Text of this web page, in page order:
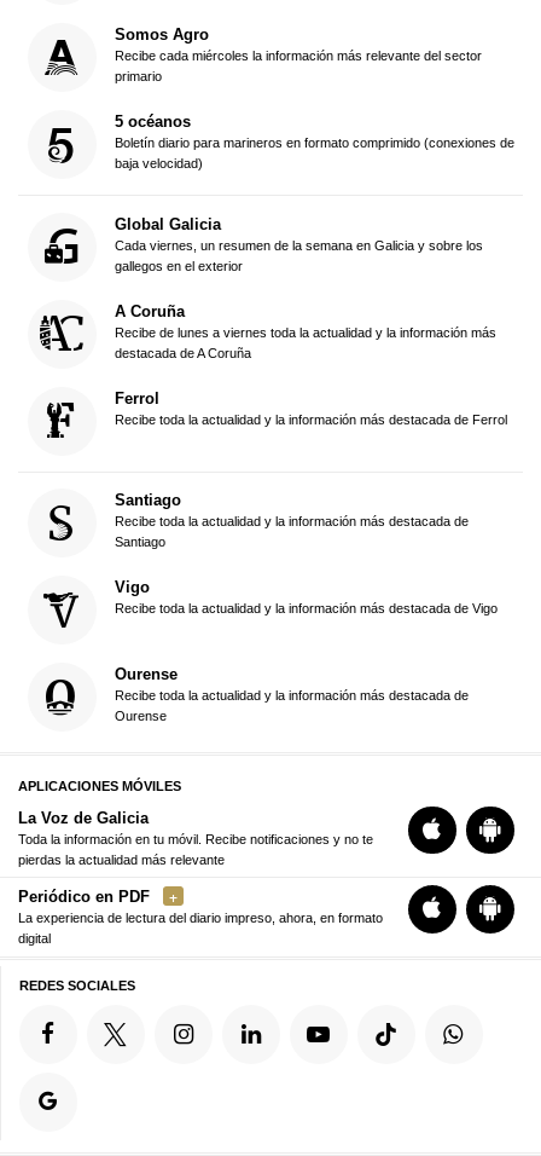
Somos Agro
Recibe cada miércoles la información más relevante del sector
primario
5 océanos
Boletín diario para marineros en formato comprimido (conexiones de
baja velocidad)
Global Galicia
Cada viernes, un resumen de la semana en Galicia y sobre los
gallegos en el exterior
A Coruña
Recibe de lunes a viernes toda la actualidad y la información más
destacada de A Coruña
Ferrol
Recibe toda la actualidad y la información más destacada de Ferrol
Santiago
Recibe toda la actualidad y la información más destacada de
Santiago
Vigo
Recibe toda la actualidad y la información más destacada de Vigo
Ourense
Recibe toda la actualidad y la información más destacada de
Ourense
APLICACIONES MÓVILES
La Voz de Galicia
Toda la información en tu móvil. Recibe notificaciones y no te
pierdas la actualidad más relevante
Periódico en PDF
La experiencia de lectura del diario impreso, ahora, en formato
digital
REDES SOCIALES